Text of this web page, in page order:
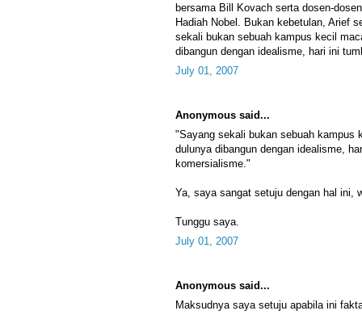
bersama Bill Kovach serta dosen-
Hadiah Nobel. Bukan kebetulan, Arief
sekali bukan sebuah kampus kecil
dibangun dengan idealisme, hari ini
July 01, 2007
Anonymous said...
"Sayang sekali bukan sebuah kampus
dulunya dibangun dengan idealisme,
komersialisme."
Ya, saya sangat setuju dengan hal ini,
Tunggu saya.
July 01, 2007
Anonymous said...
Maksudnya saya setuju apabila ini